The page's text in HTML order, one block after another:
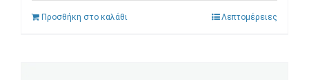
Προσθήκη στο καλάθι Λεπτομέρειες